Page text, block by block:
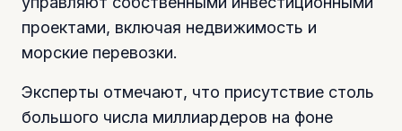
проектами, включая недвижимость и
морские перевозки.
Эксперты отмечают, что присутствие столь
большого числа миллиардеров на фоне